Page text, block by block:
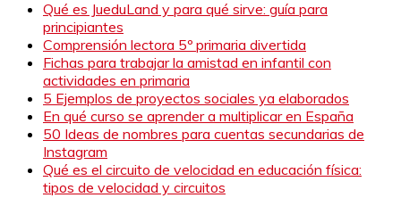
Qué es JueduLand y para qué sirve: guía para
principiantes
Comprensión lectora 5º primaria divertida
Fichas para trabajar la amistad en infantil con
actividades en primaria
5 Ejemplos de proyectos sociales ya elaborados
En qué curso se aprender a multiplicar en España
50 Ideas de nombres para cuentas secundarias de
Instagram
Qué es el circuito de velocidad en educación física:
tipos de velocidad y circuitos